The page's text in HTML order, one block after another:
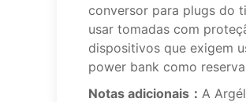
conversor para plugs do
usar tomadas com
dispositivos que exigem
power bank como
Notas adicionais： A